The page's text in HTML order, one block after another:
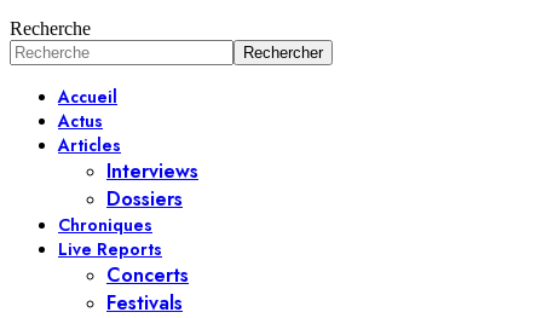
Recherche
Accueil
Actus
Articles
Interviews
Dossiers
Chroniques
Live Reports
Concerts
Festivals